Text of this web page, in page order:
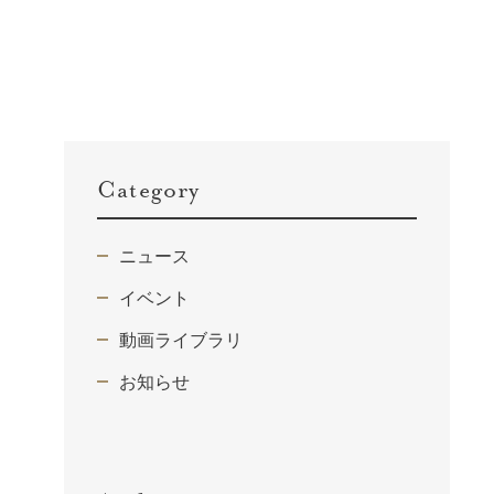
Category
ニュース
イベント
動画ライブラリ
お知らせ